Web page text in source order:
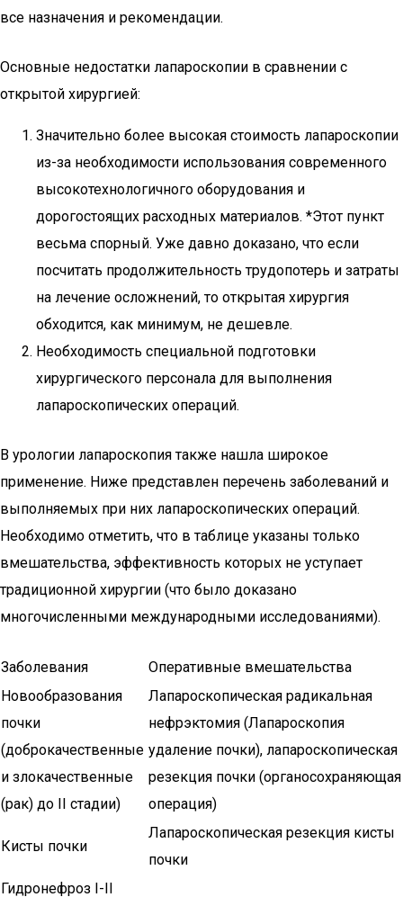
все назначения и рекомендации.
Основные недостатки лапароскопии в сравнении с
открытой хирургией:
Значительно более высокая стоимость лапароскопии
из-за необходимости использования современного
высокотехнологичного оборудования и
дорогостоящих расходных материалов. *Этот пункт
весьма спорный. Уже давно доказано, что если
посчитать продолжительность трудопотерь и затраты
на лечение осложнений, то открытая хирургия
обходится, как минимум, не дешевле.
Необходимость специальной подготовки
хирургического персонала для выполнения
лапароскопических операций.
В урологии лапароскопия также нашла широкое
применение. Ниже представлен перечень заболеваний и
выполняемых при них лапароскопических операций.
Необходимо отметить, что в таблице указаны только
вмешательства, эффективность которых не уступает
традиционной хирургии (что было доказано
многочисленными международными исследованиями).
Заболевания
Оперативные вмешательства
Новообразования
почки
(доброкачественные
и злокачественные
(рак) до II стадии)
Лапароскопическая радикальная
нефрэктомия (Лапароскопия
удаление почки), лапароскопическая
резекция почки (органосохраняющая
операция)
Кисты почки
Лапароскопическая резекция кисты
почки
Гидронефроз I-II